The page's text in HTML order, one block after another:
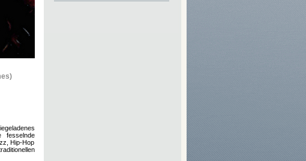
fesselnde
Hip-Hop